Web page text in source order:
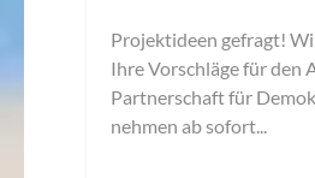
Projektideen gefragt!
Ihre Vorschläge für den
Partnerschaft für
nehmen ab sofort...